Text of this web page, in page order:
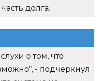
долга.
о том, что
- подчеркнул